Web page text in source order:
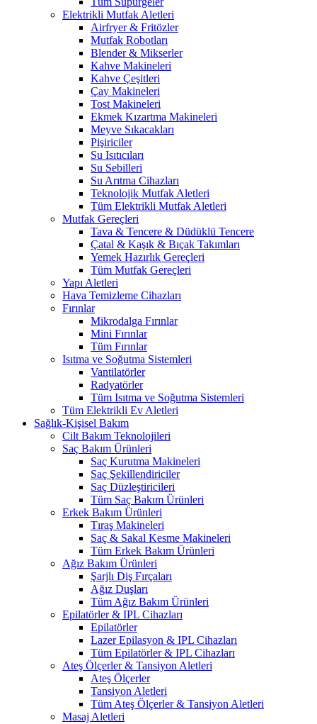
Elektrikli Mutfak Aletleri
Airfryer & Fritözler
Mutfak Robotları
Blender & Mikserler
Kahve Makineleri
Kahve Çeşitleri
Çay Makineleri
Tost Makineleri
Ekmek Kızartma Makineleri
Meyve Sıkacakları
Pişiriciler
Su Isıtıcıları
Su Sebilleri
Su Arıtma Cihazları
Teknolojik Mutfak Aletleri
Tüm Elektrikli Mutfak Aletleri
Mutfak Gereçleri
Tava & Tencere & Düdüklü Tencere
Çatal & Kaşık & Bıçak Takımları
Yemek Hazırlık Gereçleri
Tüm Mutfak Gereçleri
Yapı Aletleri
Hava Temizleme Cihazları
Fırınlar
Mikrodalga Fırınlar
Mini Fırınlar
Tüm Fırınlar
Isıtma ve Soğutma Sistemleri
Vantilatörler
Radyatörler
Tüm Isıtma ve Soğutma Sistemleri
Tüm Elektrikli Ev Aletleri
Sağlık-Kişisel Bakım
Cilt Bakım Teknolojileri
Saç Bakım Ürünleri
Saç Kurutma Makineleri
Saç Şekillendiriciler
Saç Düzleştiricileri
Tüm Saç Bakım Ürünleri
Erkek Bakım Ürünleri
Tıraş Makineleri
Saç & Sakal Kesme Makineleri
Tüm Erkek Bakım Ürünleri
Ağız Bakım Ürünleri
Şarjlı Diş Fırçaları
Ağız Duşları
Tüm Ağız Bakım Ürünleri
Epilatörler & IPL Cihazları
Epilatörler
Lazer Epilasyon & IPL Cihazları
Tüm Epilatörler & IPL Cihazları
Ateş Ölçerler & Tansiyon Aletleri
Ateş Ölçerler
Tansiyon Aletleri
Tüm Ateş Ölçerler & Tansiyon Aletleri
Masaj Aletleri